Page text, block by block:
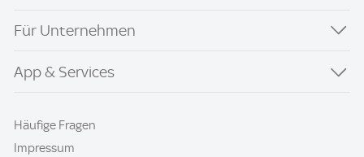
Für Unternehmen
App & Services
Häufige Fragen
Impressum